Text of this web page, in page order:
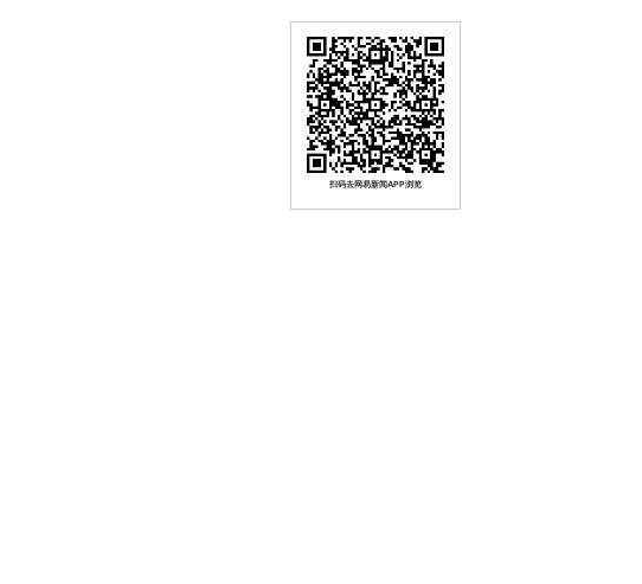
扫码去网易新闻APP浏览